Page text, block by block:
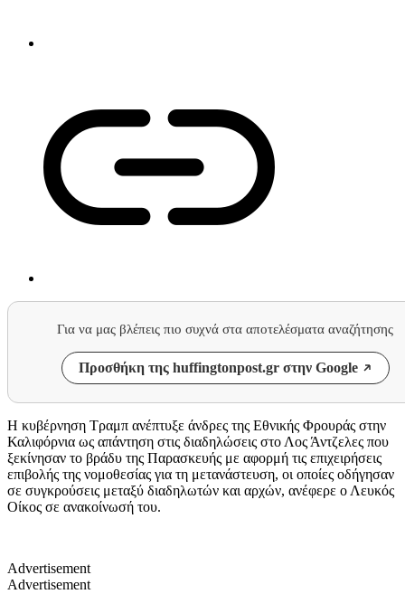
Για να μας βλέπεις πιο συχνά στα αποτελέσματα αναζήτησης
Προσθήκη της huffingtonpost.gr στην Google
Η κυβέρνηση Τραμπ ανέπτυξε άνδρες της Εθνικής Φρουράς στην
Καλιφόρνια ως απάντηση στις διαδηλώσεις στο Λος Άντζελες που
ξεκίνησαν το βράδυ της Παρασκευής με αφορμή τις επιχειρήσεις
επιβολής της νομοθεσίας για τη μετανάστευση, οι οποίες οδήγησαν
σε συγκρούσεις μεταξύ διαδηλωτών και αρχών, ανέφερε ο Λευκός
Οίκος σε ανακοίνωσή του.
Advertisement
Advertisement